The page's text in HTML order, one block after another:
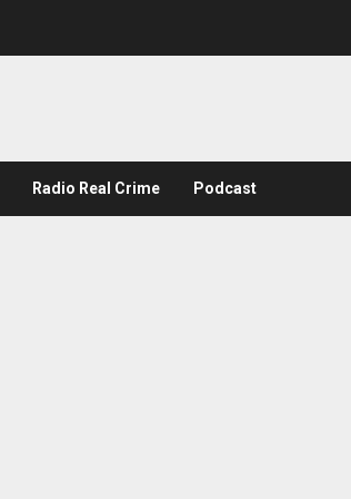
Radio Real Crime Podcast